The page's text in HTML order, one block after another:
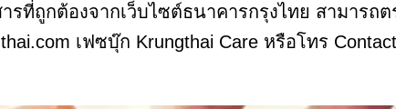
ที่ถูกต้องจากเว็บไซต์ธนาคารกรุงไทย สามารถ
เฟซบุ๊ก Krungthai Care หรือโทร